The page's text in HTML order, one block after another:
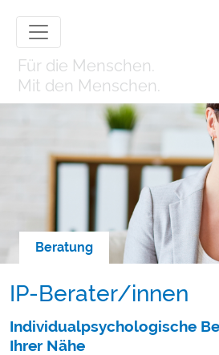
Für die Menschen.
Mit den Menschen.
Beratung
IP-Berater/innen
Individualpsychologische
Ihrer Nähe